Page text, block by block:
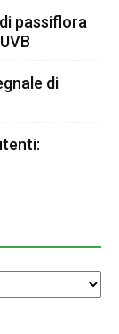
passiflora
di